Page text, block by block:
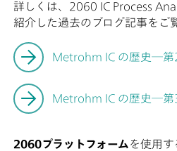
詳しくは、2060 IC Process
紹介した過去のブログ記事をご
Metrohm IC の歴史―第
Metrohm IC の歴史―第
2060プラットフォームを使用す